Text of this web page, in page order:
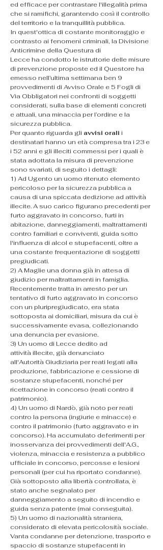
ed efficace per contrastare l'illegalità prima
che si ramifichi, garantendo così il controllo
del territorio e la tranquillità pubblica.
​In quest'ottica di costante monitoraggio e
contrasto ai fenomeni criminali, la Divisione
Anticrimine della Questura di
Lecce ha condotto le istruttorie delle misure
di prevenzione proposte ed il Questore ha
emesso nell’ultima settimana ben 9
provvedimenti di Avviso Orale e 5 Fogli di
Via Obbligatori nei confronti di soggetti
considerati, sulla base di elementi concreti
e attuali, una minaccia per l’ordine e la
sicurezza pubblica.
​Per quanto riguarda gli avvisi orali i
destinatari hanno un età compresa tra i 23 e
i 52 anni e gli illeciti commessi per i quali è
stata adottata la misura di prevenzione
sono svariati, di seguito i dettagli:
​1) Ad Ugento un uomo ritenuto elemento
pericoloso per la sicurezza pubblica a
causa di una spiccata dedizione ad attività
illecite. A suo carico figurano precedenti per
furto aggravato in concorso, furti in
abitazione, danneggiamenti, maltrattamenti
contro familiari e conviventi, guida sotto
l'influenza di alcol e stupefacenti, oltre a
una costante frequentazione di soggetti
pregiudicati.
​2) A Maglie una donna già in attesa di
giudizio per maltrattamenti in famiglia.
Recentemente tratta in arresto per un
tentativo di furto aggravato in concorso
con un pluripregiudicato, era stata
sottoposta ai domiciliari, misura da cui è
successivamente evasa, collezionando
una denuncia per evasione.
​3) Un uomo di Lecce dedito ad
attività illecite, già denunciato
all'Autorità Giudiziaria per reati legati alla
produzione, fabbricazione e cessione di
sostanze stupefacenti, nonché per
ricettazione in concorso (reati contro il
patrimonio).
​4) Un uomo di Nardò, già noto per reati
contro la persona (ingiurie e minacce) e
contro il patrimonio (furto aggravato e in
concorso). Ha accumulato deferimenti per
inosservanza dei provvedimenti dell'A.G.,
violenza, minaccia e resistenza a pubblico
ufficiale in concorso, percosse e lesioni
personali (per cui ha riportato condanne).
Già sottoposto alla libertà controllata, è
stato anche segnalato per
danneggiamento a seguito di incendio e
guida senza patente (mai conseguita).
​5) Un uomo di nazionalità straniera,
considerato di elevata pericolosità sociale.
Vanta condanne per detenzione, trasporto e
spaccio di sostanze stupefacenti in